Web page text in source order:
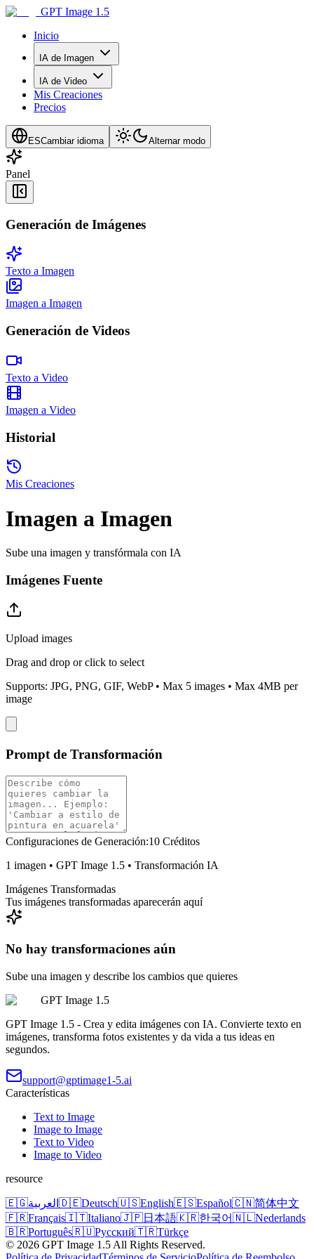
GPT Image 1.5
Inicio
IA de Imagen
IA de Video
Mis Creaciones
Precios
ESCambiar idioma Alternar modo
Panel
Generación de Imágenes
Texto a Imagen
Imagen a Imagen
Generación de Videos
Texto a Video
Imagen a Video
Historial
Mis Creaciones
Imagen a Imagen
Sube una imagen y transfórmala con IA
Imágenes Fuente
Upload images
Drag and drop or click to select
Supports: JPG, PNG, GIF, WebP • Max 5 images • Max 4MB per
image
Prompt de Transformación
Configuraciones de Generación:10 Créditos
1 imagen • GPT Image 1.5 • Transformación IA
Imágenes Transformadas
Tus imágenes transformadas aparecerán aquí
No hay transformaciones aún
Sube una imagen y describe los cambios que quieres
GPT Image 1.5
GPT Image 1.5 - Crea y edita imágenes con IA. Convierte texto en
imágenes, transforma fotos existentes y da vida a tus ideas en
segundos.
support@gptimage1-5.ai
Características
Text to Image
Image to Image
Text to Video
Image to Video
resource
🇪🇬العربية 🇩🇪Deutsch🇺🇸English🇪🇸Español🇨🇳简体中文
🇫🇷Français🇮🇹Italiano🇯🇵日本語🇰🇷한국어🇳🇱Nederlands
🇧🇷Português🇷🇺Русский🇹🇷Türkçe
© 2026 GPT Image 1.5 All Rights Reserved.